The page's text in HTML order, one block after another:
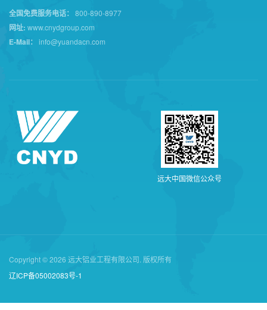
全国免费服务电话： 800-890-8977
网址: www.cnydgroup.com
E-Mail： info@yuandacn.com
远大中 国微信公众号
Copyright © 2026 远大铝业工程有限公司. 版权所有
辽ICP备05002083号-1